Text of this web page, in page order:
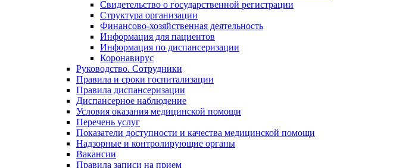
Свидетельство о государственной регистрации
Структура организации
Финансово-хозяйственная деятельность
Информация для пациентов
Информация по диспансеризации
Коронавирус
Руководство. Сотрудники
Правила и сроки госпитализации
Правила диспансеризации
Диспансерное наблюдение
Условия оказания медицинской помощи
Перечень услуг
Показатели доступности и качества медицинской помощи
Надзорные и контролирующие органы
Вакансии
Правила записи на прием